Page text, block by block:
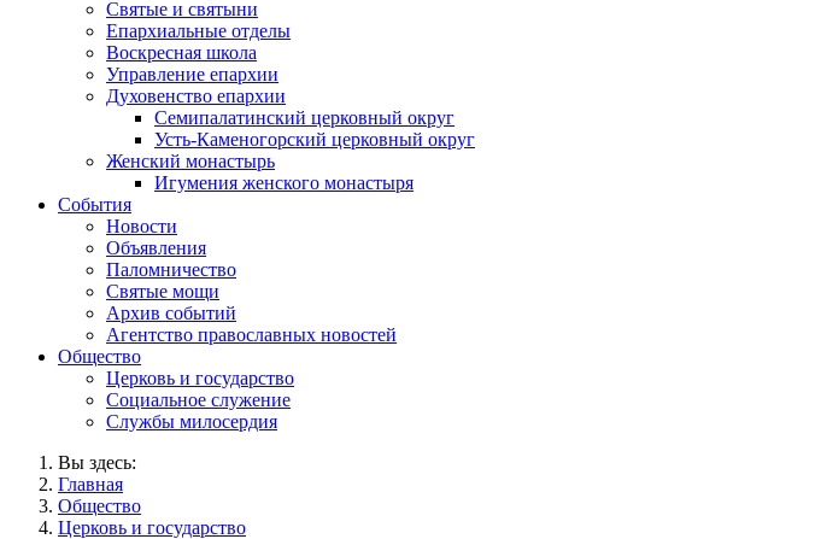
Святые и святыни
Епархиальные отделы
Воскресная школа
Управление епархии
Духовенство епархии
Семипалатинский церковный округ
Усть-Каменогорский церковный округ
Женский монастырь
Игумения женского монастыря
События
Новости
Объявления
Паломничество
Святые мощи
Архив событий
Агентство православных новостей
Общество
Церковь и государство
Социальное служение
Службы милосердия
Вы здесь:
Главная
Общество
Церковь и государство